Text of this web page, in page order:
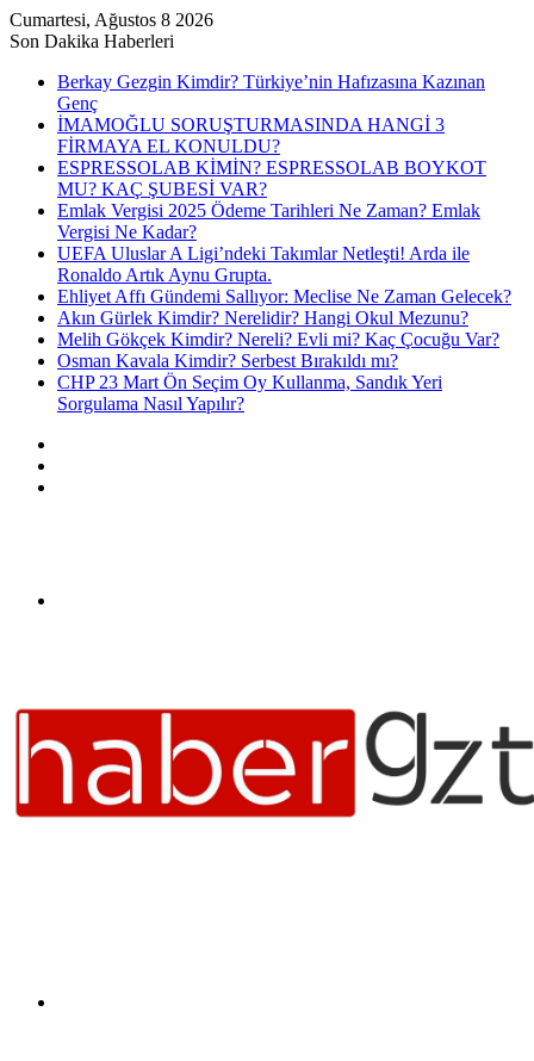
Cumartesi, Ağustos 8 2026
Son Dakika Haberleri
Berkay Gezgin Kimdir? Türkiye’nin Hafızasına Kazınan
Genç
İMAMOĞLU SORUŞTURMASINDA HANGİ 3
FİRMAYA EL KONULDU?
ESPRESSOLAB KİMİN? ESPRESSOLAB BOYKOT
MU? KAÇ ŞUBESİ VAR?
Emlak Vergisi 2025 Ödeme Tarihleri Ne Zaman? Emlak
Vergisi Ne Kadar?
UEFA Uluslar A Ligi’ndeki Takımlar Netleşti! Arda ile
Ronaldo Artık Aynu Grupta.
Ehliyet Affı Gündemi Sallıyor: Meclise Ne Zaman Gelecek?
Akın Gürlek Kimdir? Nerelidir? Hangi Okul Mezunu?
Melih Gökçek Kimdir? Nereli? Evli mi? Kaç Çocuğu Var?
Osman Kavala Kimdir? Serbest Bırakıldı mı?
CHP 23 Mart Ön Seçim Oy Kullanma, Sandık Yeri
Sorgulama Nasıl Yapılır?